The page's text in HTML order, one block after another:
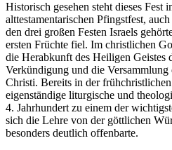
Historisch gesehen steht dieses Fest
alttestamentarischen Pfingstfest,
den drei großen Festen Israels
ersten Früchte fiel. Im christlichen
die Herabkunft des Heiligen Geistes
Verkündigung und die
Christi. Bereits in der
eigenständige liturgische und
4. Jahrhundert zu einem der
sich die Lehre von der göttlichen
besonders deutlich offenbarte.